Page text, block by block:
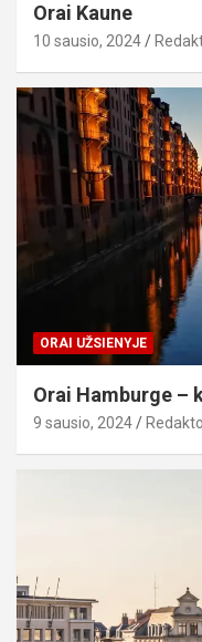
Orai Kaune
10 sausio, 2024
ORAI UŽSIENYJE
Orai Hamburge –
9 sausio, 2024